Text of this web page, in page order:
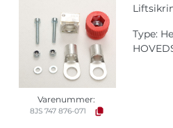
Varenummer:
8JS 747 876-071
Type: